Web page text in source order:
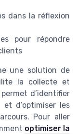
dans la réflexion
pour répondre
une solution de
la collecte et
d’identifier
et d’optimiser les
Pour aller
optimiser la